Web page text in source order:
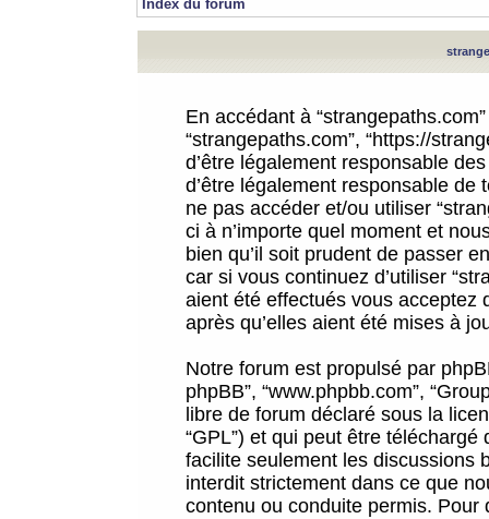
Index du forum
En accédant à
“strangepaths.com”, “https://
d’être légalement responsable
d’être légalement responsable
ne pas accéder et/ou utiliser
ci à n’importe quel moment et
bien qu’il soit prudent de passer
car si vous continuez d’utiliser
aient été effectués vous acceptez
après qu’elles aient été mises à
Notre forum est propulsé par
phpBB”, “www.phpbb.com”,
libre de forum déclaré sous la
“GPL”) et qui peut être téléchargé
facilite seulement les discussions
interdit strictement dans ce que
contenu ou conduite permis.